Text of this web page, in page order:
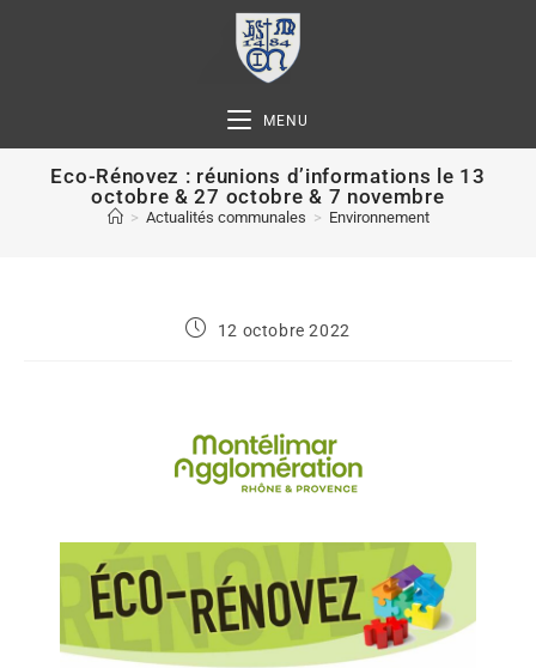
MENU
Eco-Rénovez : réunions d’informations le 13
octobre & 27 octobre & 7 novembre
> Actualités communales > Environnement
12 octobre 2022